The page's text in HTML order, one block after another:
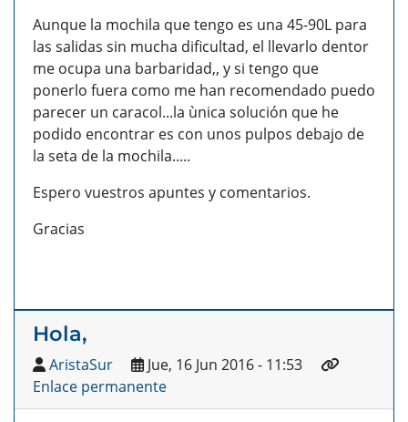
Aunque la mochila que tengo es una 45-90L para
las salidas sin mucha dificultad, el llevarlo dentor
me ocupa una barbaridad,, y si tengo que
ponerlo fuera como me han recomendado puedo
parecer un caracol...la ùnica solución que he
podido encontrar es con unos pulpos debajo de
la seta de la mochila.....
Espero vuestros apuntes y comentarios.
Gracias
Hola,
AristaSur
Jue, 16 Jun 2016 - 11:53
Enlace permanente